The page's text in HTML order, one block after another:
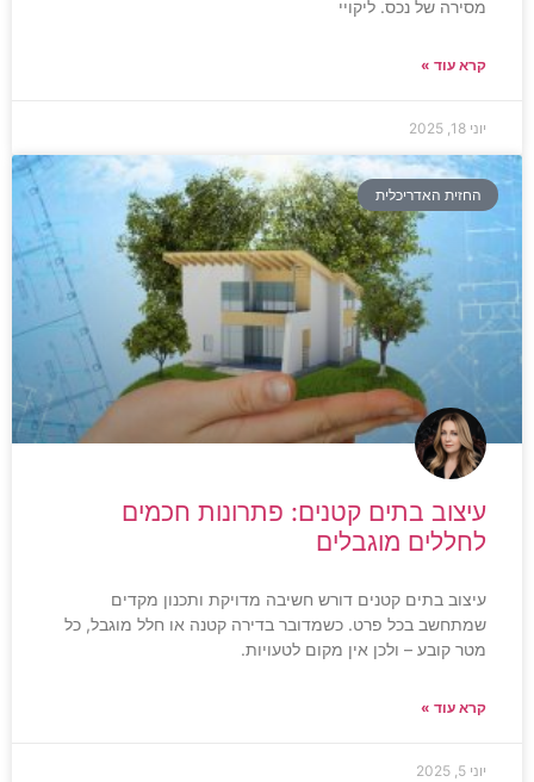
מסירה של נכס. ליקויי
קרא עוד »
יוני 18, 2025
החזית האדריכלית
עיצוב בתים קטנים: פתרונות חכמים
לחללים מוגבלים
עיצוב בתים קטנים דורש חשיבה מדויקת ותכנון מקדים
שמתחשב בכל פרט. כשמדובר בדירה קטנה או חלל מוגבל, כל
מטר קובע – ולכן אין מקום לטעויות.
קרא עוד »
יוני 5, 2025